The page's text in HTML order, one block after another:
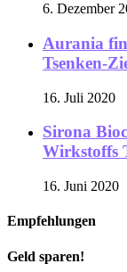
6. Dezember
Aurania
Tsenken-
16. Juli 2020
Sirona
Wirkstoffs
16. Juni 2020
Empfehlungen
Geld sparen!